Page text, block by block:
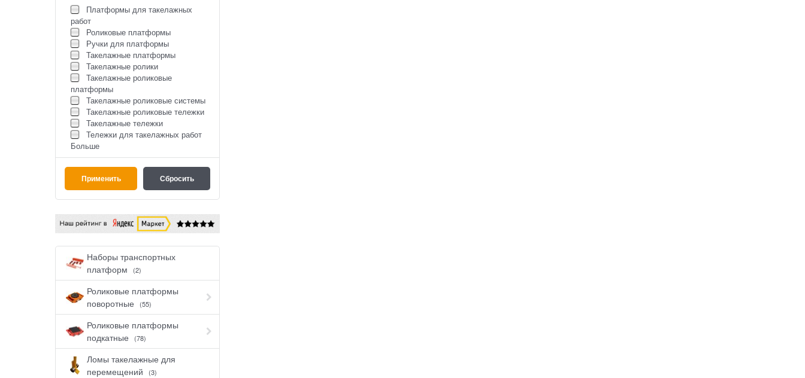
Наборы транспортных
платформ
(2)
Роликовые платформы
поворотные
(55)
Роликовые платформы
подкатные
(78)
Ломы такелажные для
перемещений
(3)
Платформы для такелажных
работ
Роликовые платформы
Ручки для платформы
Такелажные платформы
Такелажные ролики
Такелажные роликовые
платформы
Такелажные роликовые системы
Такелажные роликовые тележки
Такелажные тележки
Тележки для такелажных работ
Больше